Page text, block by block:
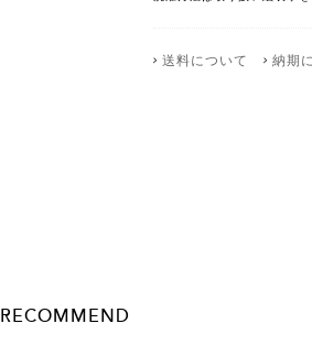
送料について 納期
RECOMMEND